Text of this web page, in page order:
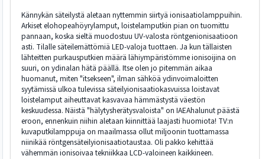
Kännykän säteilystä aletaan nyttemmin siirtyä ionisaatiolamppuihin.
Arkiset elohopeahöyrylamput, loistelamputkin pian on tuomittu
pannaan, koska sieltä muodostuu UV-valosta röntgenionisaatioon
asti. Tilalle säteilemättömiä LED-valoja tuottaen. Ja kun tällaisten
lähteitten purkausputkien määrä lähiympäristömme ionisoijina on
suuri, on ydinalan hätä päällä. Itse olen jo pitemmän aikaa
huomanut, miten "itsekseen", ilman sähköä ydinvoimaloitten
syytämissä ulkoa tulevissa säteilyionisaatiokasvuissa loistavat
loistelamput aiheuttavat kasvavaa hämmästystä väestön
keskuudessa. Näistä "hälytysherätysvaloista" on IAEAhalunut päästä
eroon, ennenkuin niihin aletaan kiinnittää laajasti huomiota! TV:n
kuvaputkilamppuja on maailmassa ollut miljoonin tuottamassa
niinikää röntgensäteilyionisaatiotaustaa. Oli pakko kehittää
vähemmän ionisoivaa tekniikkaa LCD-valoineen kaikkineen.